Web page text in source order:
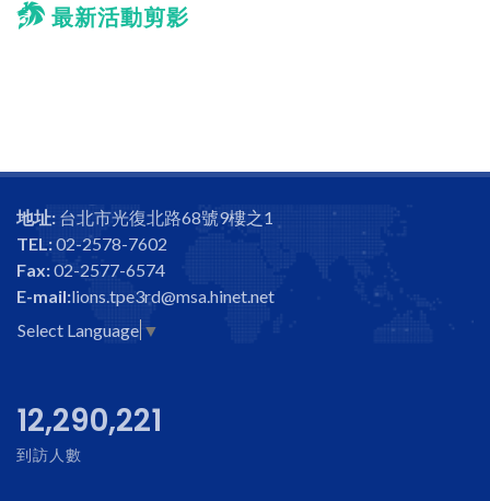
最新活動剪影
地址: 台北市光復北路68號9樓之1
TEL:02-2578-7602
Fax:02-2577-6574
E-mail:lions.tpe3rd@msa.hinet.net
Select Language ▼
13,479,592
到訪人數